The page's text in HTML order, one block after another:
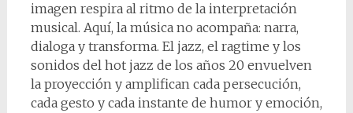
imagen respira al ritmo de la interpretación
musical. Aquí, la música no acompaña: narra,
dialoga y transforma. El jazz, el ragtime y los
sonidos del hot jazz de los años 20 envuelven
la proyección y amplifican cada persecución,
cada gesto y cada instante de humor y emoción,